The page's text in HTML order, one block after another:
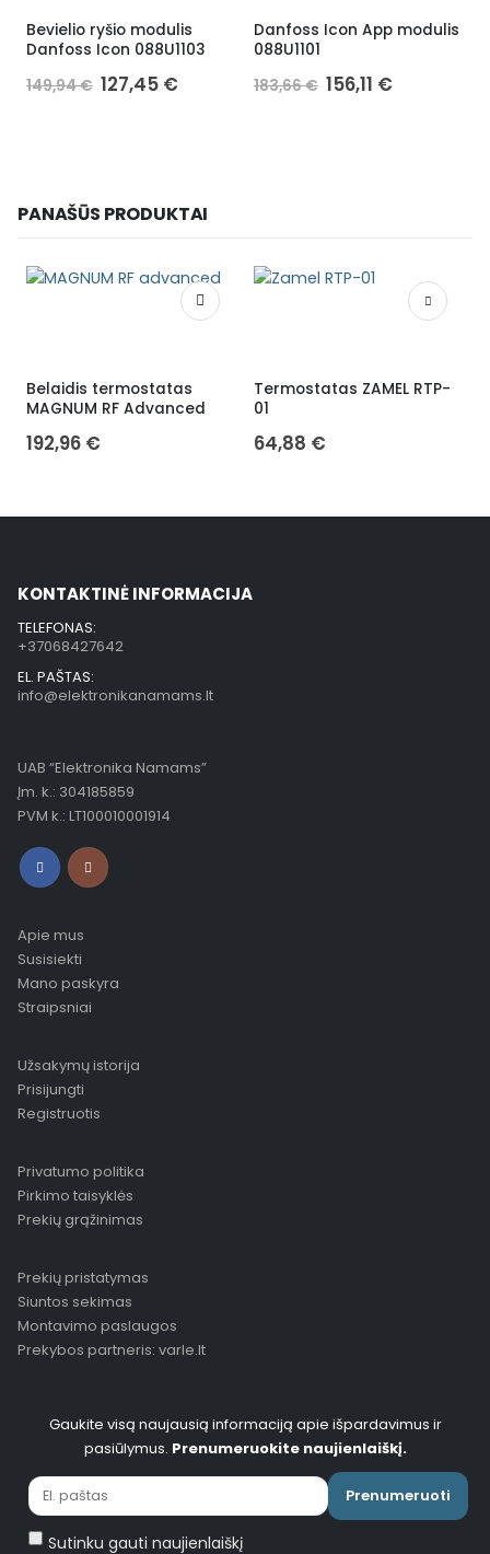
Bevielio ryšio modulis
Danfoss Icon 088U1103
149,94€ 127,45 €
Danfoss Icon App modulis
088U1101
183,66€ 156,11 €
PANAŠŪS PRODUKTAI
Belaidis termostatas
MAGNUM RF Advanced
192,96 €
Termostatas ZAMEL RTP-
01
64,88 €
KONTAKTINĖ INFORMACIJA
TELEFONAS:
+37068427642
EL. PAŠTAS:
info@elektronikanamams.lt
UAB “Elektronika Namams”
Įm. k.: 304185859
PVM k.: LT100010001914
Apie mus
Susisiekti
Mano paskyra
Straipsniai
Užsakymų istorija
Prisijungti
Registruotis
Privatumo politika
Pirkimo taisyklės
Prekių grąžinimas
Prekių pristatymas
Siuntos sekimas
Montavimo paslaugos
Prekybos partneris: varle.lt
Gaukite visą naujausią informaciją apie išpardavimus ir
pasiūlymus. Prenumeruokite naujienlaiškį.
Prenumeruoti
Sutinku gauti naujienlaiškį